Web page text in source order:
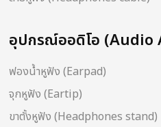
อุปกรณ์ออดิโอ (Audio
ฟองน้ำหูฟัง (Earpad)
จุกหูฟัง (Eartip)
ขาตั้งหูฟัง (Headphones stand)